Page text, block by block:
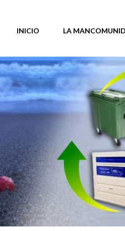
INICIO LA